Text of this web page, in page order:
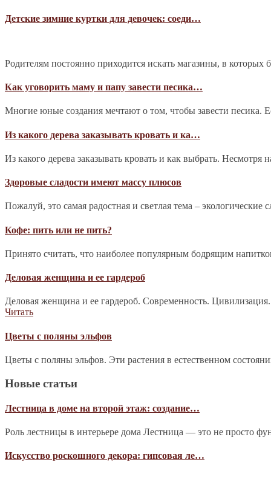
Детские зимние куртки для девочек: соеди…
Родителям постоянно приходится искать магазины, в
Как уговорить маму и папу завести песика…
Многие юные создания мечтают о том, чтобы завести песика.
Из какого дерева заказывать кровать и ка…
Из какого дерева заказывать кровать и как выбрать.
Здоровые сладости имеют массу плюсов
Пожалуй, это самая радостная и светлая тема –
Кофе: пить или не пить?
Принято считать, что наиболее популярным бодрящим
Деловая женщина и ее гардероб
Деловая женщина и ее гардероб. Современность.
Читать
Цветы с поляны эльфов
Цветы с поляны эльфов. Эти растения в естественном
Новые статьи
Лестница в доме на второй этаж: создание…
Роль лестницы в интерьере дома Лестница — это не просто
Искусство роскошного декора: гипсовая ле…